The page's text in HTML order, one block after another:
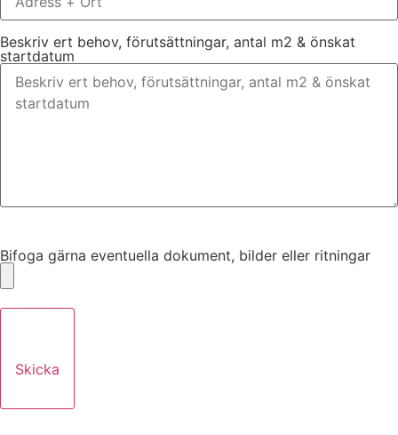
Beskriv ert behov, förutsättningar, antal m2 & önskat
startdatum
Bifoga gärna eventuella dokument, bilder eller ritningar
Skicka